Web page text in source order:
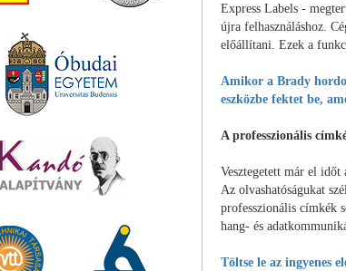
Express Labels -
újra felhasználáshoz.
előállítani. Ezek a
Amikor a Brady
eszközbe fektet be,
A professzionális
Vesztegetett már el
Az olvashatóságukat
professzionális címkék
hang- és
Töltse le az ingyenes